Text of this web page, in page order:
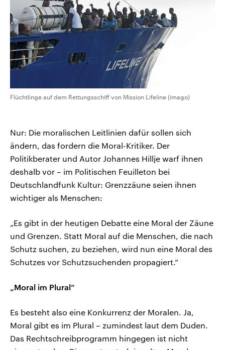
Flüchtlinge auf dem Rettungsschiff von Mission Lifeline (imago)
Nur: Die moralischen Leitlinien dafür sollen sich
ändern, das fordern die Moral-Kritiker. Der
Politikberater und Autor Johannes Hillje warf ihnen
deshalb vor – im Politischen Feuilleton bei
Deutschlandfunk Kultur: Grenzzäune seien ihnen
wichtiger als Menschen:
„Es gibt in der heutigen Debatte eine Moral der Zäune
und Grenzen. Statt Moral auf die Menschen, die nach
Schutz suchen, zu beziehen, wird nun eine Moral des
Schutzes vor Schutzsuchenden propagiert.“
„Moral im Plural“
Es besteht also eine Konkurrenz der Moralen. Ja,
Moral gibt es im Plural – zumindest laut dem Duden.
Das Rechtschreibprogramm hingegen ist nicht